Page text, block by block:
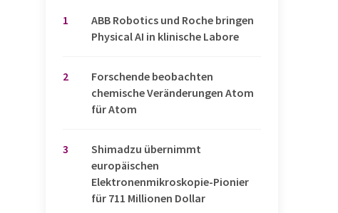
1
​​​​​​​ABB Robotics und Roche bringen
Physical AI in klinische Labore
2
Forschende beobachten
chemische Veränderungen Atom
für Atom
3
Shimadzu übernimmt
europäischen
Elektronenmikroskopie-Pionier
für 711 Millionen Dollar